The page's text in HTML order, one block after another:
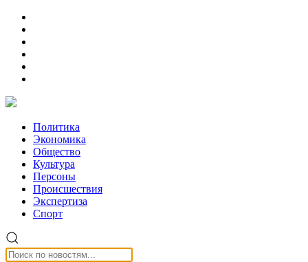
Политика
Экономика
Общество
Культура
Персоны
Происшествия
Экспертиза
Спорт